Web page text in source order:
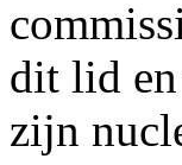
dit lid
zijn